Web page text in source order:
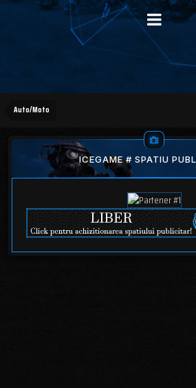
Auto/Moto
ICEGAME # SPATIU